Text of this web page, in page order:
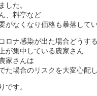
した。
、料亭など
がなくなり価格も暴落して
ロナ感染が出た場合どうす
が集中している農家さん
家さんは
た場合のリスクを大変心配
です。